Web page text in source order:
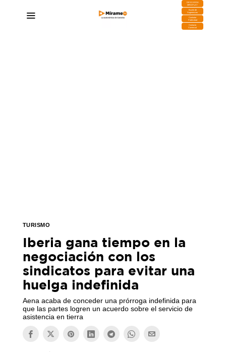
DESCARGA
MIRAPLAY
Buzón de
Sugerencias
Contratar
Publicidad
Contacto
Comercial
TURISMO
Iberia gana tiempo en la
negociación con los
sindicatos para evitar una
huelga indefinida
Aena acaba de conceder una prórroga indefinida para
que las partes logren un acuerdo sobre el servicio de
asistencia en tierra